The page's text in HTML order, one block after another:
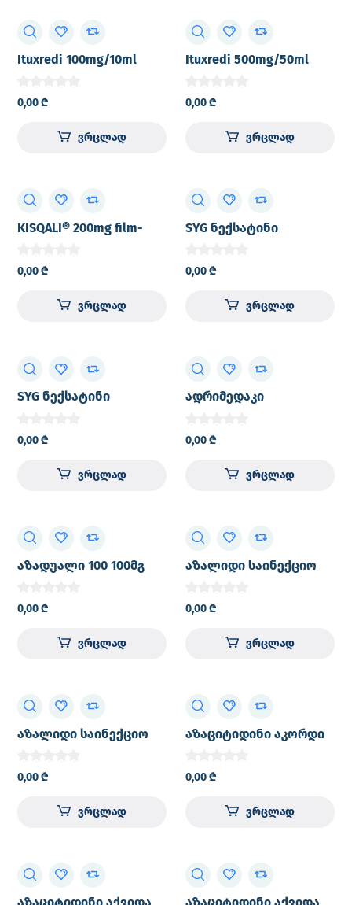
Ituxredi 100mg/10ml
for I.V. infusion vial №1
0,00₾
ვრცლად
Ituxredi 500mg/50ml
for I.V. infusion vial №1
0,00₾
ვრცლად
KISQALI® 200mg film-
(3X21)
0,00₾
ვრცლად
SYG ნექსატინი
(5მგ/მლ) 20მლ
კონცენტრატი ი.ვ.
საინფუზიო ხსნარის
მოსამზადებლად
0,00₾
ვრცლად
SYG ნექსატინი
კონცენტრატი ი.ვ.
საინფუზიო ხსნარის
მოსამზადებლად
0,00₾
ვრცლად
ადრიმედაკი
ი.ვ. საინფუზიო და
ინტრავეზიკულურად
შესაყვანი ხსნარის
0,00₾
ვრცლად
აზადუალი 100 100მგ
საინფუზიო და კანქვეშ
შესაყვანი საინექციო
ხსნარის/სუსპენზიის
0,00₾
ვრცლად
აზალიდი საინექციო
ფხვნილი ი.ვ. და
კანქვეშ შესაყვანი
საინექციო სუსპენზიის
0,00₾
ვრცლად
აზალიდი საინექციო
ლიოფილიზებული
ფხვნილი ი.ვ.
საინფუზიო ხსნარის და
კანქვეშ შესაყვანი
ფლაკონი №1
0,00₾
ვრცლად
აზაციტიდინი აკორდი
ლიოფილიზებული
ფხვნილი 25მგ/მლ
კანქვეშ შესაყვანი
საინექციო სუსპენზიის
0,00₾
ვრცლად